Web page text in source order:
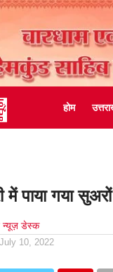
होम
पाया गया
न्यूज़ डेस्क
July 10, 2022